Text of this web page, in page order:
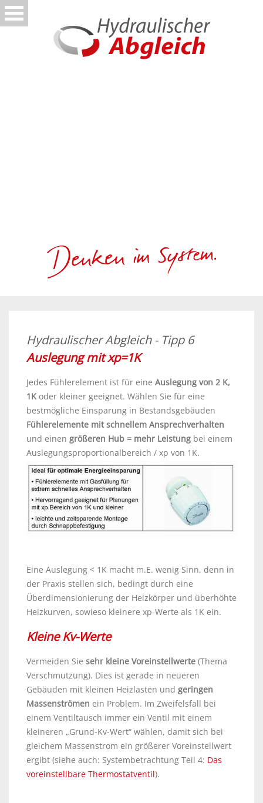
Hydraulischer Abgleich - Tipp 6
Auslegung mit xp=1K
Jedes Fühlerelement ist für eine Auslegung von 2 K,
1K oder kleiner geeignet. Wählen Sie für eine
bestmögliche Einsparung in Bestandsgebäuden
Fühlerelemente mit schnellem Ansprechverhalten
und einen größeren Hub = mehr Leistung bei einem
Auslegungsproportionalbereich / xp von 1K.
Eine Auslegung < 1K macht m.E. wenig Sinn, denn in
der Praxis stellen sich, bedingt durch eine
Überdimensionierung der Heizkörper und überhöhte
Heizkurven, sowieso kleinere xp-Werte als 1K ein.
Kleine Kv-Werte
Vermeiden Sie sehr kleine Voreinstellwerte (Thema
Verschmutzung). Dies ist gerade in neueren
Gebäuden mit kleinen Heizlasten und geringen
Massenströmen ein Problem. Im Zweifelsfall bei
einem Ventiltausch immer ein Ventil mit einem
kleineren „Grund-Kv-Wert“ wählen, damit sich bei
gleichem Massenstrom ein größerer Voreinstellwert
ergibt (siehe auch: Systembetrachtung Teil 4: Das
voreinstellbare Thermostatventil).